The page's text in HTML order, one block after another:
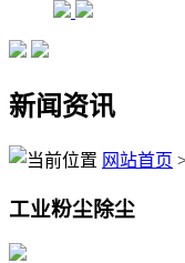
新闻资讯
网站首页
工业粉尘除尘